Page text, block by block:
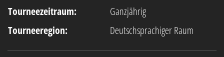
Tourneezeitraum:
Ganzjährig
Tourneeregion:
Deutschsprachiger Raum